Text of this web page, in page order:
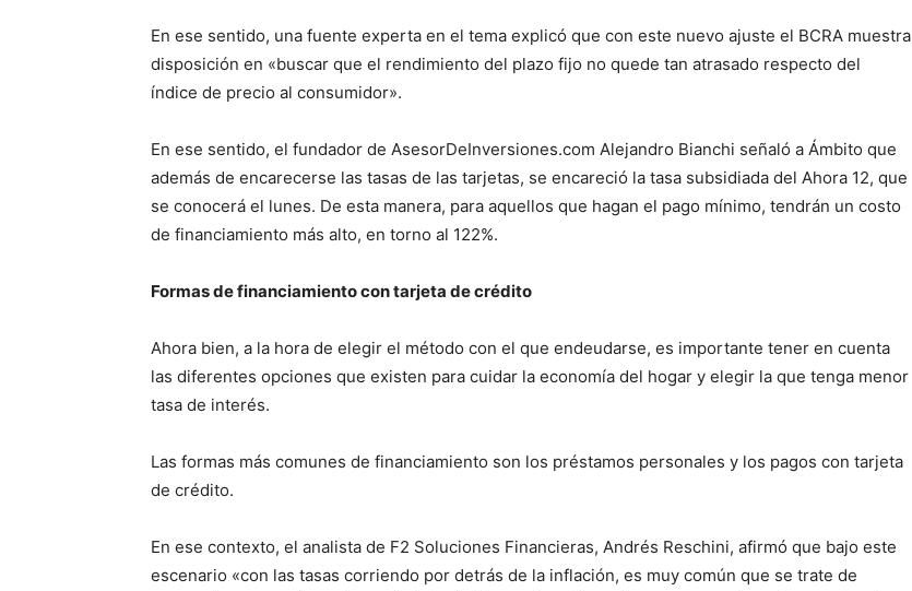
En ese sentido, una fuente experta en el tema explicó que con este nuevo ajuste el BCRA muestra
disposición en «buscar que el rendimiento del plazo fijo no quede tan atrasado respecto del
índice de precio al consumidor».
En ese sentido, el fundador de AsesorDeInversiones.com Alejandro Bianchi señaló a Ámbito que
además de encarecerse las tasas de las tarjetas, se encareció la tasa subsidiada del Ahora 12, que
se conocerá el lunes. De esta manera, para aquellos que hagan el pago mínimo, tendrán un costo
de financiamiento más alto, en torno al 122%.
Formas de financiamiento con tarjeta de crédito
Ahora bien, a la hora de elegir el método con el que endeudarse, es importante tener en cuenta
las diferentes opciones que existen para cuidar la economía del hogar y elegir la que tenga menor
tasa de interés.
Las formas más comunes de financiamiento son los préstamos personales y los pagos con tarjeta
de crédito.
En ese contexto, el analista de F2 Soluciones Financieras, Andrés Reschini, afirmó que bajo este
escenario «con las tasas corriendo por detrás de la inflación, es muy común que se trate de